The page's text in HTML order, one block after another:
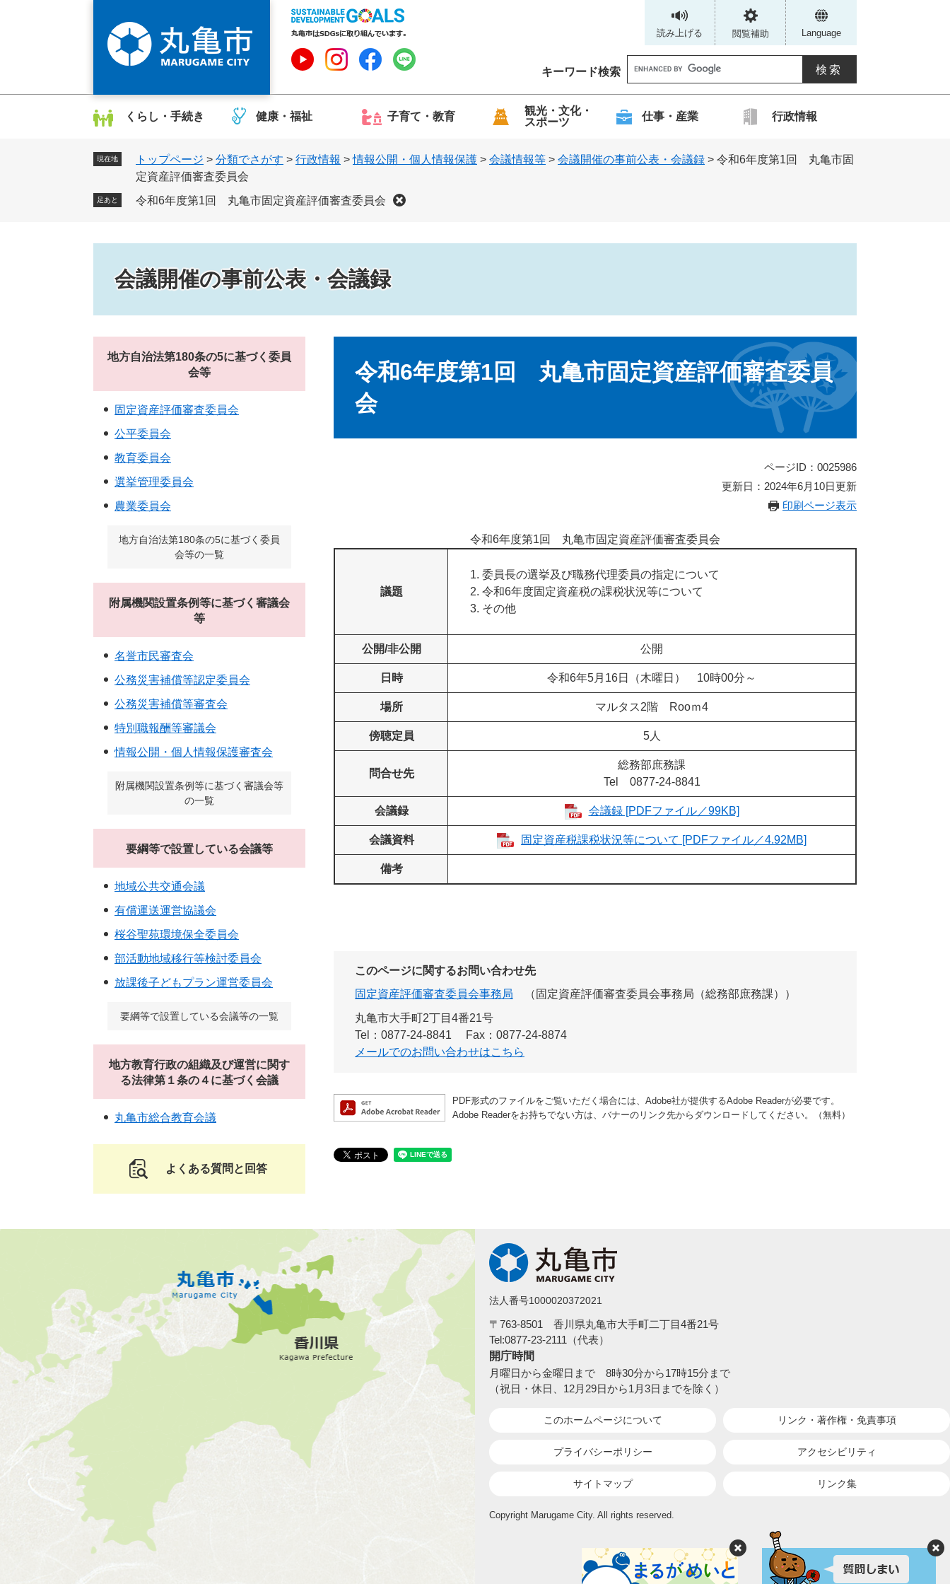
頭
飛
読み上げる 閲覧補助 Language
キーワード検索
G
o
g
l
カ
くらし・手続き 健康・福祉 子育て・教育
観光・文化・
スポーツ
仕事・産業 行政情報
現在地 トップページ > 分類でさがす > 行政情報 >情報公開・個人情報保護 > 会議情報等 > 会議開催の事前公表・会議録 > 令和6年度第1回 丸亀市固
定資産評価審査委員会
足あと 令和6年度第1回 丸亀市固定資産評価審査委員会
会議開催の事前公表・会議録
令和6年度第1回 丸亀市固定資産評価審査委員
会
ページID：0025986
更新日：2024年6月10日更新
印刷ページ表示
令和6年度第1回 丸亀市固定資産評価審査委員会
議題
委員長の選挙及び職務代理委員の指定について
令和6年度固定資産税の課税状況等について
その他
公開/非公開 公開
日時 令和6年5月16日（木曜日） 10時00分～
場所 マルタス2階 Rooｍ4
傍聴定員 5人
問合せ先
総務部庶務課
Tel 0877-24-8841
会議録 会議録 [PDFファイル／99KB]
会議資料 固定資産税課税状況等について [PDFファイル／4.92MB]
備考
このページに関するお問い合わせ先
固定資産評価審査委員会事務局
固定資産評価審査委員会事務局（総務部庶務課）
丸亀市大手町2丁目4番21号
Tel：0877-24-8841
Fax：0877-24-8874
メールでのお問い合わせはこちら
PDF形式のファイルをご覧いただく場合には、Adobe社が提供するAdobe Readerが必要です。
Adobe Readerをお持ちでない方は、バナーのリンク先からダウンロードしてください。（無料）
地方自治法第180条の5に基づく委員
会等
固定資産評価審査委員会
公平委員会
教育委員会
選挙管理委員会
農業委員会
地方自治法第180条の5に基づく委員
会等の一覧
附属機関設置条例等に基づく審議会
等
名誉市民審査会
公務災害補償等認定委員会
公務災害補償等審査会
特別職報酬等審議会
情報公開・個人情報保護審査会
附属機関設置条例等に基づく審議会等
の一覧
要綱等で設置している会議等
地域公共交通会議
有償運送運営協議会
桜谷聖苑環境保全委員会
部活動地域移行等検討委員会
放課後子どもプラン運営委員会
要綱等で設置している会議等の一覧
地方教育行政の組織及び運営に関す
る法律第１条の４に基づく会議
丸亀市総合教育会議
よくある質問と回答
法人番号1000020372021
〒763-8501 香川県丸亀市大手町二丁目4番21号
Tel:0877-23-2111（代表）
開庁時間
月曜日から金曜日まで 8時30分から17時15分まで
（祝日・休日、12月29日から1月3日までを除く）
このホームページについて リンク・著作権・ 免責事項
プライバシーポリシー アクセシビリティ
サイトマップ リンク集
Copyright Marugame City. All rights reserved.